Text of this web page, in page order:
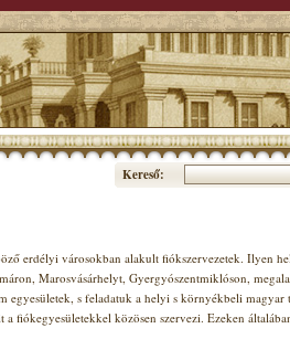
Kereső:
erdélyi városokban alakult fiókszervezetek. Ilyen
Marosvásárhelyt, Gyergyószentmiklóson,
egyesületek, s feladatuk a helyi s környékbeli magyar
fiókegyesületekkel közösen szervezi. Ezeken